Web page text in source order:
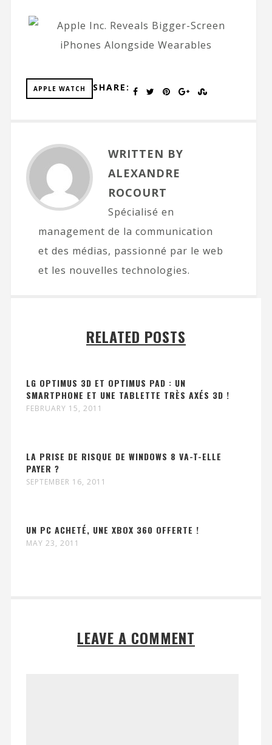
APPLE WATCH SHARE:
WRITTEN BY
ALEXANDRE
ROCOURT
Spécialisé en
management de la communication
et des médias, passionné par le web
et les nouvelles technologies.
RELATED POSTS
LG OPTIMUS 3D ET OPTIMUS PAD : UN
SMARTPHONE ET UNE TABLETTE TRÈS AXÉS 3D !
FEBRUARY 15, 2011
LA PRISE DE RISQUE DE WINDOWS 8 VA-T-ELLE
PAYER ?
SEPTEMBER 16, 2011
UN PC ACHETÉ, UNE XBOX 360 OFFERTE !
MAY 23, 2011
LEAVE A COMMENT